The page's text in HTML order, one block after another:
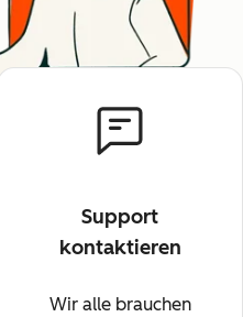
Support
kontaktieren
Wir alle brauchen